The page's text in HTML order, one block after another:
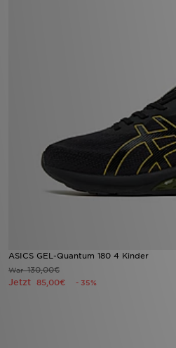
ASICS GEL-Quantum 180 4 Kinder
War130,00€
Jetzt 85,00€ - 35%